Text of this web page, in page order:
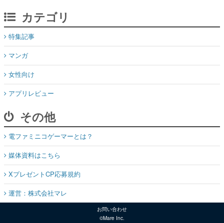
カテゴリ
特集記事
マンガ
女性向け
アプリレビュー
その他
電ファミニコゲーマーとは？
媒体資料はこちら
XプレゼントCP応募規約
運営：株式会社マレ
お問い合わせ
©Mare Inc.